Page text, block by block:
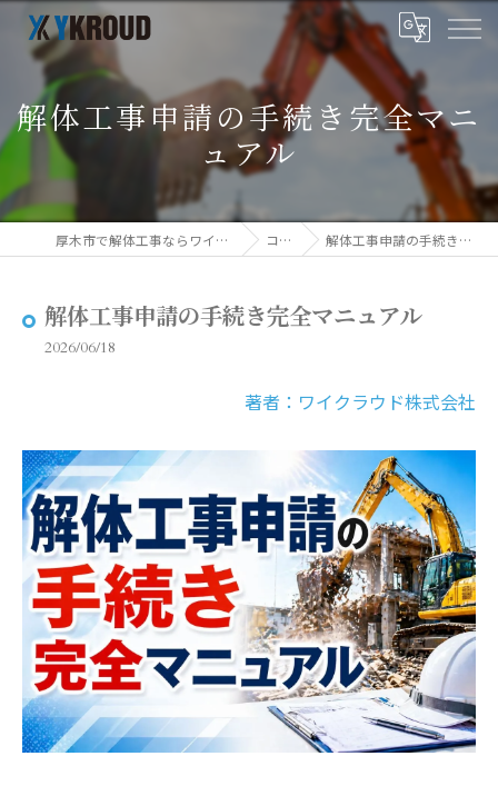
解体工事申請の手続き完全マニ
ュアル
厚木市で解体工事ならワイクラウド株式会社 コラム 解体工事申請の手続き完全マニュアル
解体工事申請の手続き完全マニュアル
2026/06/18
著者：ワイクラウド株式会社